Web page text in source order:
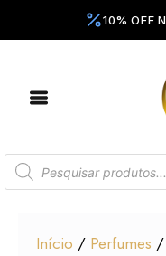
Pesquisar
produtos
Início / Perfumes /